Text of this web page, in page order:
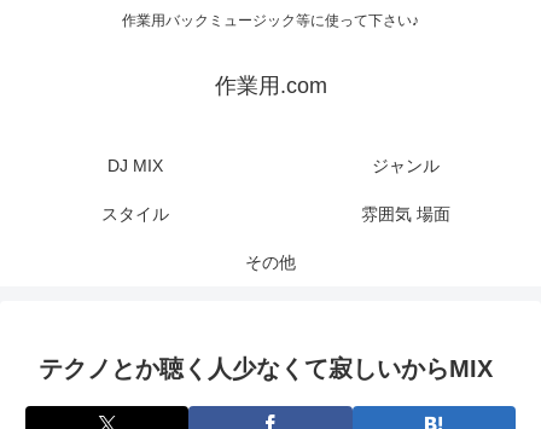
作業用バックミュージック等に使って下さい♪
作業用.com
DJ MIX ジャンル
スタイル 雰囲気 場面
その他
テクノとか聴く人少なくて寂しいからMIX